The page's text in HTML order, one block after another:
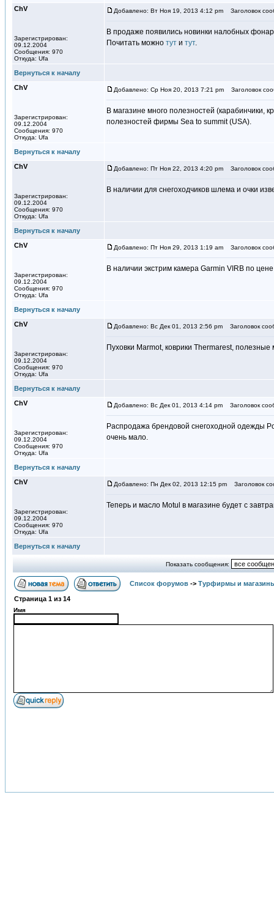
ChV
Зарегистрирован:
09.12.2004
Сообщения: 970
Откуда: Ufa
Добавлено: Вт Ноя 19, 2013 4:12 pm Заголовок
В продаже появились новинки налобных
Почитать можно тут и тут.
Вернуться к началу
ChV
Зарегистрирован:
09.12.2004
Сообщения: 970
Откуда: Ufa
Добавлено: Ср Ноя 20, 2013 7:21 pm Заголовок
В магазине много полезностей (карабинчики,
полезностей фирмы Sea to summit (USA).
Вернуться к началу
ChV
Зарегистрирован:
09.12.2004
Сообщения: 970
Откуда: Ufa
Добавлено: Пт Ноя 22, 2013 4:20 pm Заголовок
В наличии для снегоходчиков шлема и очки
Вернуться к началу
ChV
Зарегистрирован:
09.12.2004
Сообщения: 970
Откуда: Ufa
Добавлено: Пт Ноя 29, 2013 1:19 am Заголовок
В наличии экстрим камера Garmin VIRB по
Вернуться к началу
ChV
Зарегистрирован:
09.12.2004
Сообщения: 970
Откуда: Ufa
Добавлено: Вс Дек 01, 2013 2:56 pm Заголовок
Пуховки Marmot, коврики Thermarest,
Вернуться к началу
ChV
Зарегистрирован:
09.12.2004
Сообщения: 970
Откуда: Ufa
Добавлено: Вс Дек 01, 2013 4:14 pm Заголовок
Распродажа брендовой снегоходной одежды
очень мало.
Вернуться к началу
ChV
Зарегистрирован:
09.12.2004
Сообщения: 970
Откуда: Ufa
Добавлено: Пн Дек 02, 2013 12:15 pm Заголовок
Теперь и масло Motul в магазине будет с
Вернуться к началу
Показать сообщения:
Список форумов -> Турфирмы и
Страница 1 из 14
Имя